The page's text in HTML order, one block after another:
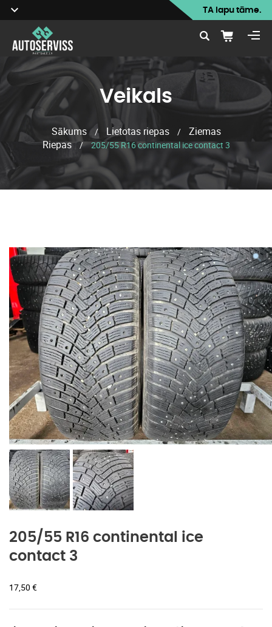
TA lapu tāme.
Veikals
Sākums / Lietotas riepas /
Ziemas
Riepas / 205/55 R16 continental ice contact 3
205/55 R16 continental ice
contact 3
17,50 €